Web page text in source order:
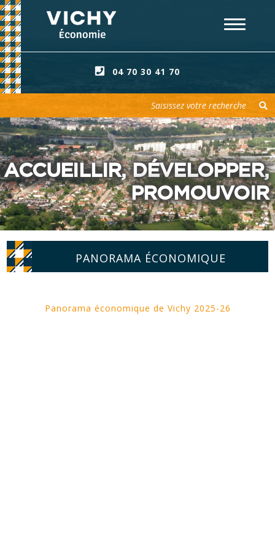
04 70 30 41 70
ACCUEILLIR, DÉVELOPPER,
PROMOUVOIR
PANORAMA ÉCONOMIQUE
Panorama économique de Vichy 2025-26